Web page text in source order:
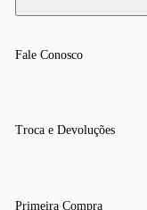
Fale Conosco
Troca e Devoluções
Primeira Compra